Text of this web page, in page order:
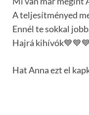
A teljesítményed
Ennél te sokkal
Hajrá
Hat Anna ezt el